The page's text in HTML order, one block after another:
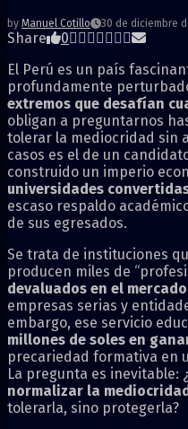
by Manuel Cotillo 30 de diciembre
Share
0
El Perú es un país
profundamente
extremos que desafían
obligan a preguntarnos
tolerar la mediocridad sin
casos es el de un
construido un imperio
universidades
escaso respaldo
de sus egresados.
Se trata de instituciones
producen miles de
devaluados en el
empresas serias y
embargo, ese servicio
millones de soles en
precariedad formativa en
La pregunta es inevitable:
normalizar la
tolerarla, sino protegerla?